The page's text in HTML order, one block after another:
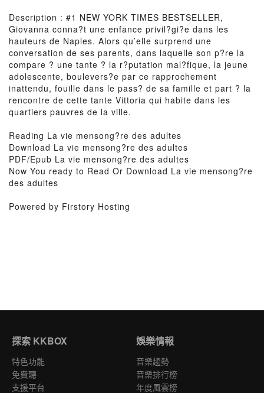
Description : #1 NEW YORK TIMES BESTSELLER,
Giovanna conna?t une enfance privil?gi?e dans les
hauteurs de Naples. Alors qu’elle surprend une
conversation de ses parents, dans laquelle son p?re la
compare ? une tante ? la r?putation mal?fique, la jeune
adolescente, boulevers?e par ce rapprochement
inattendu, fouille dans le pass? de sa famille et part ? la
rencontre de cette tante Vittoria qui habite dans les
quartiers pauvres de la ville.
Reading La vie mensong?re des adultes
Download La vie mensong?re des adultes
PDF/Epub La vie mensong?re des adultes
Now You ready to Read Or Download La vie mensong?re
des adultes
Powered by Firstory Hosting
探索 KKBOX
特色功能
免費聽
支援平台
娛樂情報
音樂趨勢
音樂排行榜
年度風雲榜